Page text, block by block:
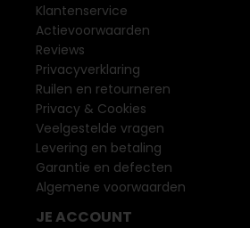
Klantenservice
Actievoorwaarden
Reviews
Privacyverklaring
Ruilen en retourneren
Privacy & Cookies
Veelgestelde vragen
Levering en betaling
Garantie en defecten
Algemene voorwaarden
JE ACCOUNT